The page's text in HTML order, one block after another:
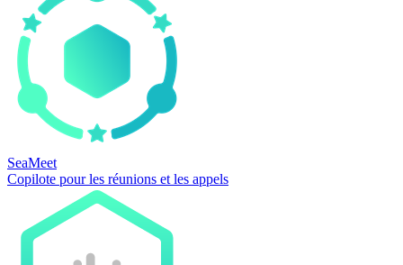
SeaMeet
Copilote pour les réunions et les appels